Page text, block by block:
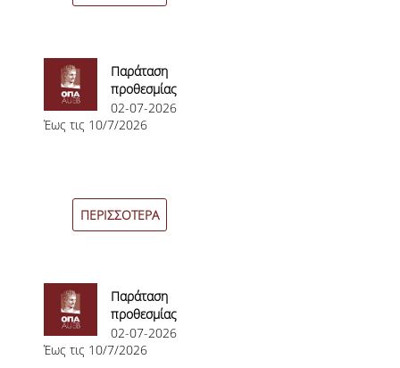
ΑΠΑΛΛΑΓΕΣ
ΑΓΟΡΑ ΕΡΓΑΣΙΑΣ
ΚΑΤΑΝΟΜΕΣ ΠΤΥΧΙΟΥΧΩΝ
ΑΝΑΚΟΙΝΩΣΕΙΣ ΜΑΘΗΜΑΤΩΝ
ΠΡΟΚΗΡΥΞΕΙΣ
ΠΡΟΚΗΡΥΞΕΙΣ ΑΠΟΚΤΗΣΗΣ ΑΚΑΔΗΜΑΪΚΗΣ
Παράταση
προθεσμίας
υποβολής
αιτήσεων
02-07-2026
Έως τις 10/7/2026
ΠΕΡΙΣΣΟΤΕΡΑ
Παράταση
προθεσμίας
υποβολής
αιτήσεων για
02-07-2026
Έως τις 10/7/2026